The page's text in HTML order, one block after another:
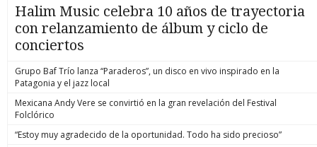
Halim Music celebra 10 años de trayectoria
con relanzamiento de álbum y ciclo de
conciertos
Grupo Baf Trío lanza “Paraderos”, un disco en vivo inspirado en la
Patagonia y el jazz local
Mexicana Andy Vere se convirtió en la gran revelación del Festival
Folclórico
“Estoy muy agradecido de la oportunidad. Todo ha sido precioso”